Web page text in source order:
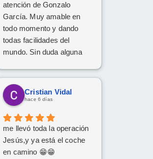
atención de Gonzalo
García. Muy amable en
todo momento y dando
todas facilidades del
mundo. Sin duda alguna
Cristian Vidal
hace 6 días
me llevó toda la operación
Jesús,y ya está el coche
en camino 😁😁